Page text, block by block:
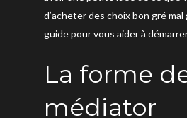
d’acheter des choix bon gré mal
guide pour vous aider à
La forme
médiator